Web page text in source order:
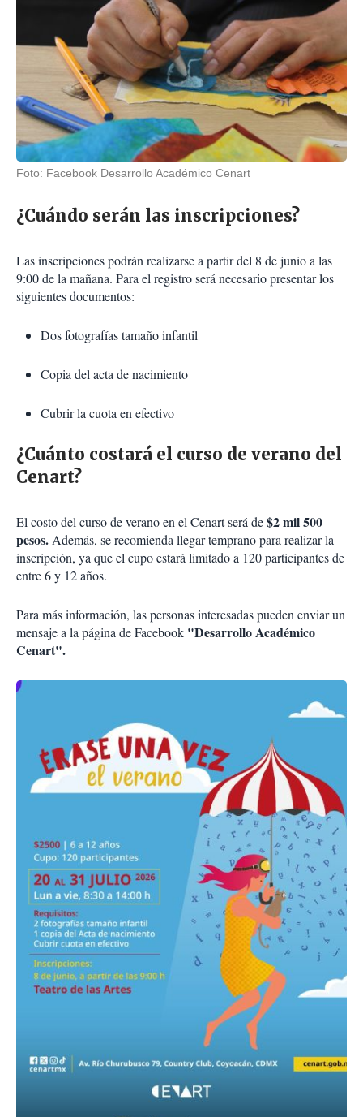
Foto: Facebook Desarrollo Académico Cenart
¿Cuándo serán las inscripciones?
Las inscripciones podrán realizarse a partir del 8 de junio a las
9:00 de la mañana. Para el registro será necesario presentar los
siguientes documentos:
Dos fotografías tamaño infantil
Copia del acta de nacimiento
Cubrir la cuota en efectivo
¿Cuánto costará el curso de verano del
Cenart?
El costo del curso de verano en el Cenart será de$2 mil 500
pesos.Además, se recomienda llegar temprano para realizar la
inscripción, ya que el cupo estará limitado a 120 participantes de
entre 6 y 12 años.
Para más información, las personas interesadas pueden enviar un
mensaje a la página de Facebook "Desarrollo Académico
Cenart".